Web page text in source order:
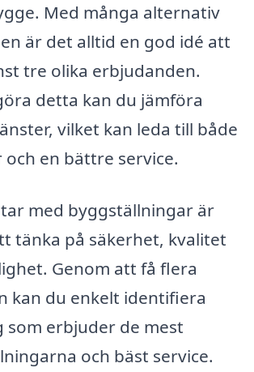
Med många alternativ
är det alltid en god idé att
tre olika erbjudanden.
detta kan du jämföra
vilket kan leda till både
en bättre service.
med byggställningar är
tänka på säkerhet, kvalitet
Genom att få flera
kan du enkelt identifiera
som erbjuder de mest
och bäst service.